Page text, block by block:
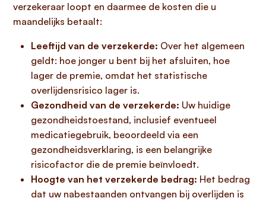
verzekeraar loopt en daarmee de kosten die u
maandelijks betaalt:
Leeftijd van de verzekerde: Over het algemeen
geldt: hoe jonger u bent bij het afsluiten, hoe
lager de premie, omdat het statistische
overlijdensrisico lager is.
Gezondheid van de verzekerde: Uw huidige
gezondheidstoestand, inclusief eventueel
medicatiegebruik, beoordeeld via een
gezondheidsverklaring, is een belangrijke
risicofactor die de premie beïnvloedt.
Hoogte van het verzekerde bedrag: Het bedrag
dat uw nabestaanden ontvangen bij overlijden is